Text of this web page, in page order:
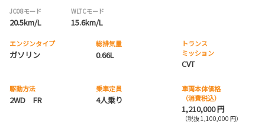
JC08モード
20.5km/L
WLTCモード
15.6km/L
エンジンタイプ
ガソリン
総排気量
0.66L
トランス
ミッション
CVT
駆動方法
2WD FR
乗車定員
4人乗り
車両本体価格
（消費税込）
1,210,000 円
（税抜 1,100,000 円）